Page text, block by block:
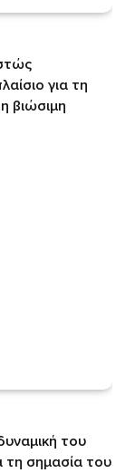
για τη
βιώσιμη
του
τη σημασία του